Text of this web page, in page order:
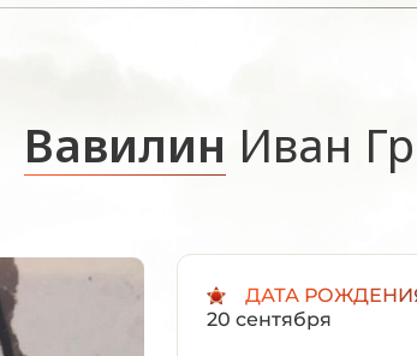
Вавилин Иван
ДАТА
20 сентября